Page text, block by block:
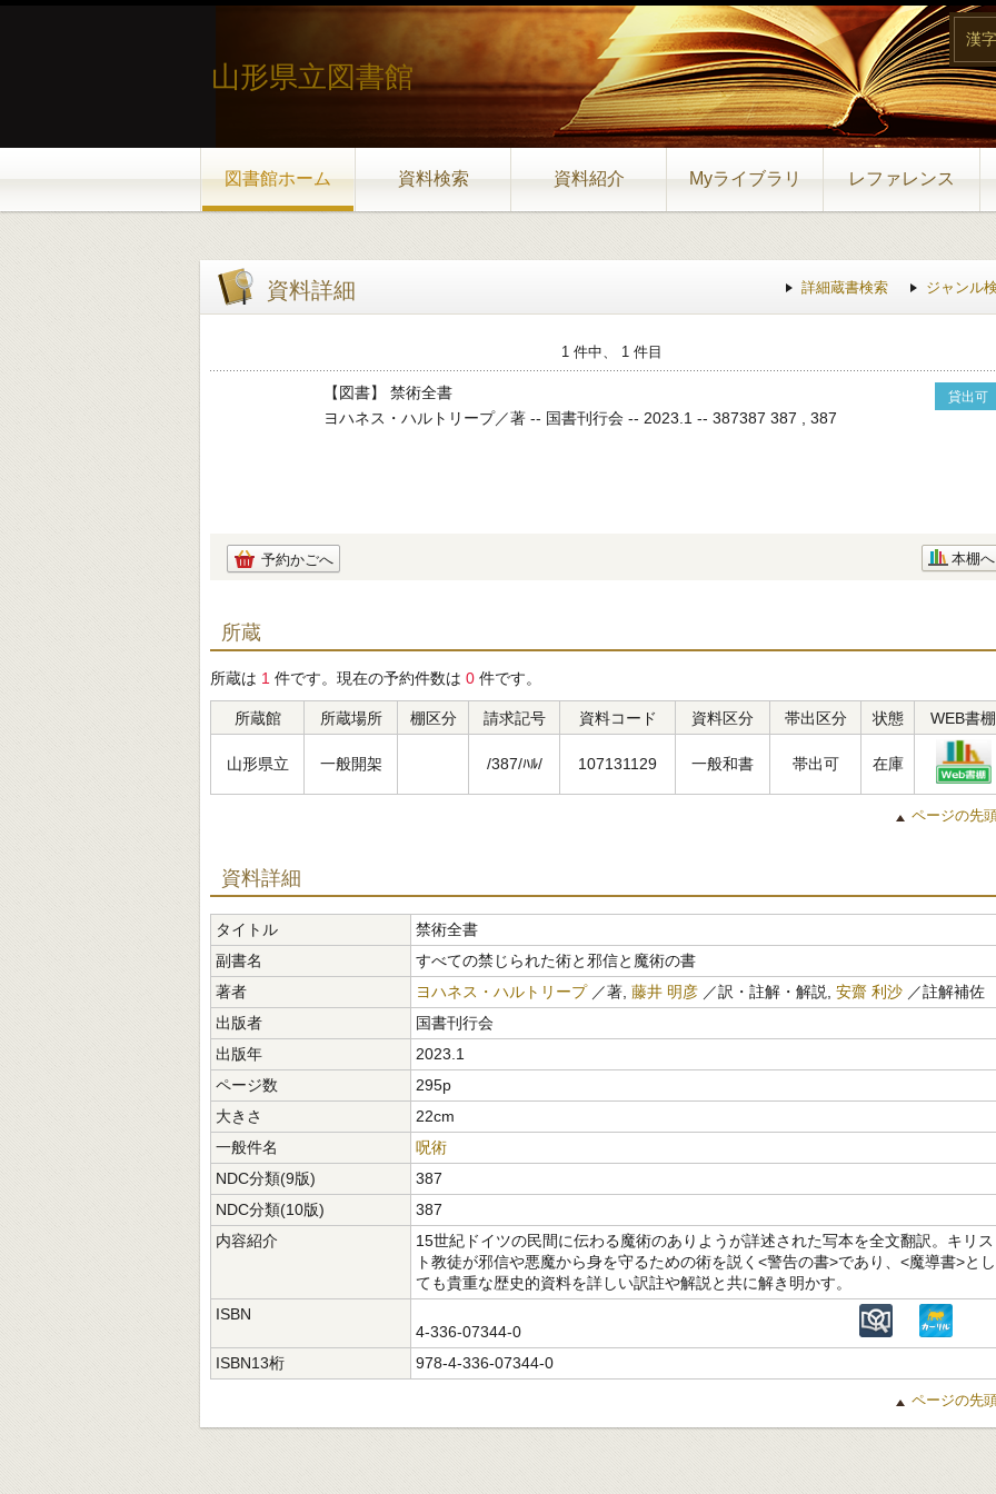
山形県立図書館
図書館ホーム 資料検索 資料紹介 Myライブラリ レファレンス
漢字
資料詳細 詳細蔵書検索 ジャンル
1 件中、 1 件目
【図書】 禁術全書 貸出可
ヨハネス・ハルトリープ／著 -- 国書刊行会 -- 2023.1 -- 387387 387 , 387
予約かごへ 本棚へ
所蔵
所蔵は 1 件です。現在の予約件数は 0 件です。
所蔵館 所蔵場所 棚区分 請求記号 資料コード 資料区分 帯出区分 状態 WEB書棚
山形県立 一般開架 /387/ﾊﾙ/ 107131129 一般和書 帯出可 在庫
ページの先
資料詳細
タイトル
禁術全書
副書名
すべての禁じられた術と邪信と魔術の書
著者
ヨハネス・ハルトリープ／著, 藤井 明彦 ／訳・註解・解説, 安齋 利沙 ／註解補佐
出版者
国書刊行会
出版年
2023.1
ページ数
295p
大きさ
22cm
一般件名
呪術
NDC分類(9版)
387
NDC分類(10版)
387
内容紹介
15世紀ドイツの民間に伝わる魔術のありようが詳述された写本を全文翻訳。キリス
ト教徒が邪信や悪魔から身を守るための術を説く<警告の書>であり、<魔導書>とし
ても貴重な歴史的資料を詳しい訳註や解説と共に解き明かす。
ISBN
4-336-07344-0
ISBN13桁
978-4-336-07344-0
ページの先